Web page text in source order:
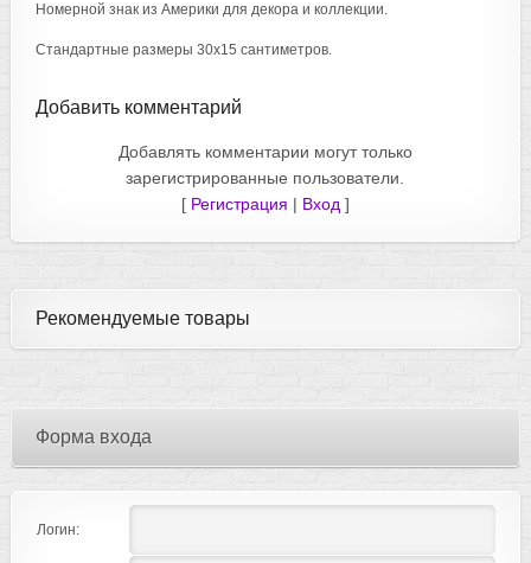
Номерной знак из Америки для декора и коллекции.
Стандартные размеры 30х15 сантиметров.
Добавить комментарий
Добавлять комментарии могут только
зарегистрированные пользователи.
[ Регистрация | Вход ]
Рекомендуемые товары
Форма входа
Логин: